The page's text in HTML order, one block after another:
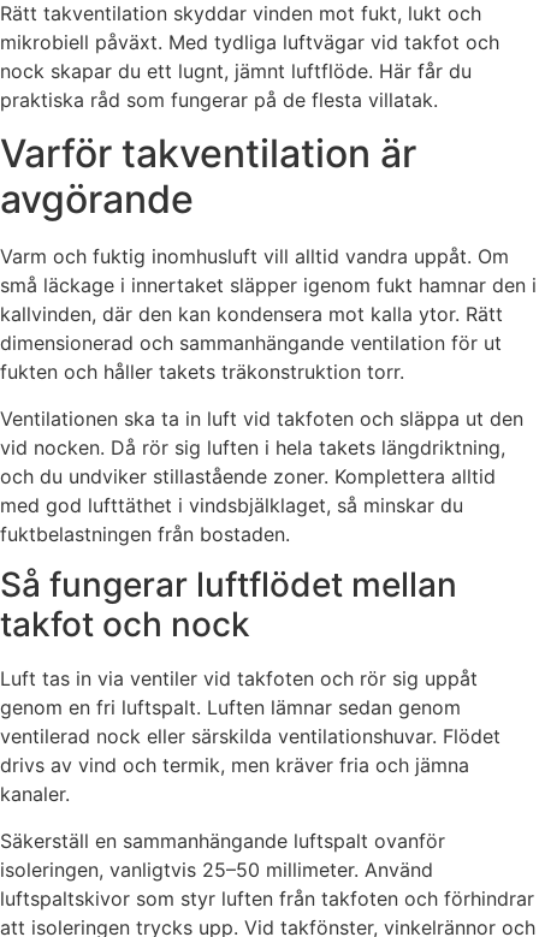
Rätt takventilation skyddar vinden mot fukt, lukt och
mikrobiell påväxt. Med tydliga luftvägar vid takfot och
nock skapar du ett lugnt, jämnt luftflöde. Här får du
praktiska råd som fungerar på de flesta villatak.
Varför takventilation är
avgörande
Varm och fuktig inomhusluft vill alltid vandra uppåt. Om
små läckage i innertaket släpper igenom fukt hamnar den i
kallvinden, där den kan kondensera mot kalla ytor. Rätt
dimensionerad och sammanhängande ventilation för ut
fukten och håller takets träkonstruktion torr.
Ventilationen ska ta in luft vid takfoten och släppa ut den
vid nocken. Då rör sig luften i hela takets längdriktning,
och du undviker stillastående zoner. Komplettera alltid
med god lufttäthet i vindsbjälklaget, så minskar du
fuktbelastningen från bostaden.
Så fungerar luftflödet mellan
takfot och nock
Luft tas in via ventiler vid takfoten och rör sig uppåt
genom en fri luftspalt. Luften lämnar sedan genom
ventilerad nock eller särskilda ventilationshuvar. Flödet
drivs av vind och termik, men kräver fria och jämna
kanaler.
Säkerställ en sammanhängande luftspalt ovanför
isoleringen, vanligtvis 25–50 millimeter. Använd
luftspaltskivor som styr luften från takfoten och förhindrar
att isoleringen trycks upp. Vid takfönster, vinkelrännor och